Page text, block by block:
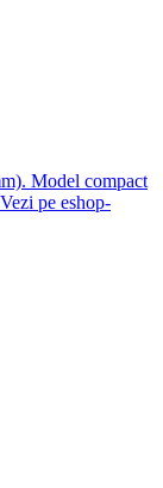
Model compact
pe eshop-